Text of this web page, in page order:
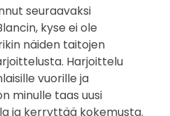
seuraavaksi
kyse ei ole
näiden taitojen
Harjoittelu
vuorille ja
minulle taas uusi
ja kerryttää kokemusta.